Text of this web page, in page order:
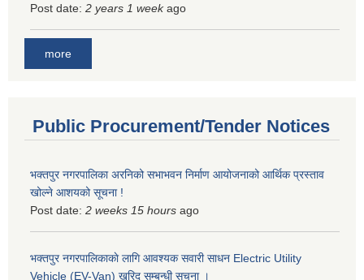
Post date: 2 years 1 weekago
more
Public Procurement/Tender Notices
भक्तपुर नगरपालिका अरनिको सभाभवन निर्माण आयोजनाको आर्थिक प्रस्ताव
खोल्ने आशयको सूचना !
Post date: 2 weeks 15 hours ago
भक्तपुर नगरपालिकाकाे लागि आवश्यक सवारी साधन Electric Utility
Vehicle (EV-Van) खरिद सम्बन्धी सूचना ।